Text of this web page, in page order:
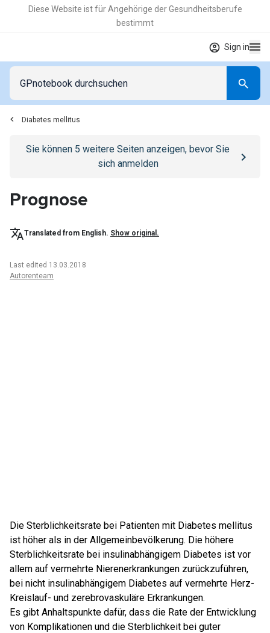
Diese Website ist für Angehörige der Gesundheitsberufe
bestimmt
Sign in
Diabetes mellitus
Go to/anmeldenpage
Sie können 5 weitere Seiten anzeigen, bevor Sie
sich anmelden
Prognose
Translated from English. Show original.
Last edited 13.03.2018
Autorenteam
Die Sterblichkeitsrate bei Patienten mit Diabetes mellitus
ist höher als in der Allgemeinbevölkerung. Die höhere
Sterblichkeitsrate bei insulinabhängigem Diabetes ist vor
allem auf vermehrte Nierenerkrankungen zurückzuführen,
bei nicht insulinabhängigem Diabetes auf vermehrte Herz-
Kreislauf- und zerebrovaskuläre Erkrankungen.
Es gibt Anhaltspunkte dafür, dass die Rate der Entwicklung
von Komplikationen und die Sterblichkeit bei guter